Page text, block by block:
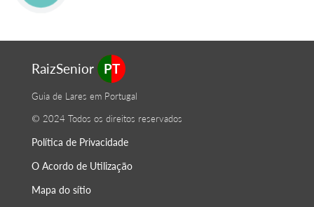
RaizSenior PT
Guia de Lares em Portugal
© 2024 Todos os direitos reservados
Política de Privacidade
O Acordo de Utilização
Mapa do sítio